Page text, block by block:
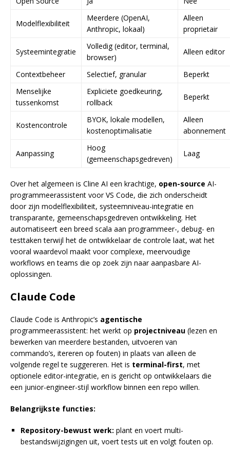
Modelflexibiliteit
Meerdere (OpenAI,
Anthropic, lokaal)
Alleen
proprietair
Systeemintegratie
Volledig (editor, terminal,
browser)
Alleen editor
Contextbeheer Selectief, granular
Beperkt
Menselijke
tussenkomst
Expliciete goedkeuring,
rollback
Beperkt
Kostencontrole
BYOK, lokale modellen,
kostenoptimalisatie
Alleen
abonnement
Aanpassing
Hoog
(gemeenschapsgedreven)
Laag
Over het algemeen is Cline AI een krachtige, open-source AI-
programmeerassistent voor VS Code, die zich onderscheidt
door zijn modelflexibiliteit, systeemniveau-integratie en
transparante, gemeenschapsgedreven ontwikkeling. Het
automatiseert een breed scala aan programmeer-, debug- en
testtaken terwijl het de ontwikkelaar de controle laat, wat het
vooral waardevol maakt voor complexe, meervoudige
workflows en teams die op zoek zijn naar aanpasbare AI-
oplossingen.
Claude Code
Claude Code is Anthropic’s agentische
programmeerassistent: het werkt op projectniveau (lezen en
bewerken van meerdere bestanden, uitvoeren van
commando’s, itereren op fouten) in plaats van alleen de
volgende regel te suggereren. Het is terminal-first, met
optionele editor-integratie, en is gericht op ontwikkelaars die
een junior-engineer-stijl workflow binnen een repo willen.
Belangrijkste functies:
Repository-bewust werk: plant en voert multi-
bestandswijzigingen uit, voert tests uit en volgt fouten op.